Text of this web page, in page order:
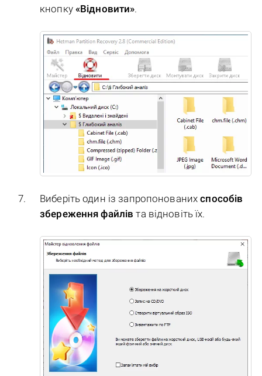
кнопку «Відновити».
Виберіть один із запропонованихспособів
збереження файлів та відновіть їх.